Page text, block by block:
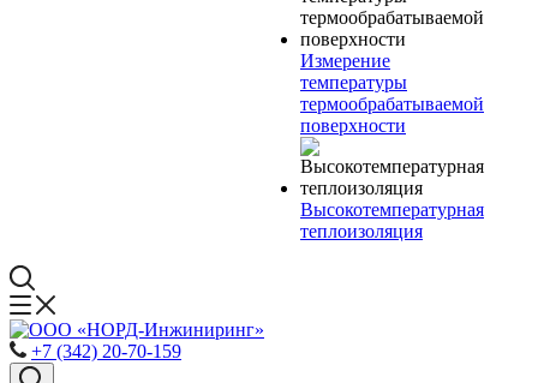
Измерение
температуры
термообрабатываемой
поверхности
Высокотемпературная
теплоизоляция
+7 (342) 20-70-159